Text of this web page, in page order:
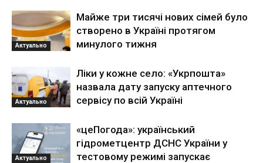
Актуально
Майже три тисячі нових сімей було
створено в Україні протягом
минулого тижня
Актуально
Ліки у кожне село: «Укрпошта»
назвала дату запуску аптечного
сервісу по всій Україні
Актуально
«цеПогода»: український
гідрометцентр ДСНС України у
тестовому режимі запускає